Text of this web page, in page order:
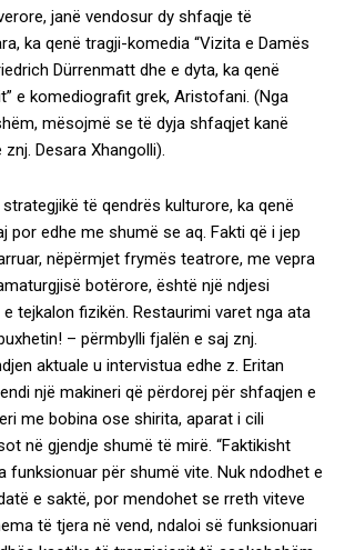
janë vendosur dy shfaqje të
ka qenë tragji-komedia “Vizita e Damës
Dürrenmatt dhe e dyta, ka qenë
e komediografit grek, Aristofani. (Nga
mësojmë se të dyja shfaqjet kanë
Desara Xhangolli).
të qendrës kulturore, ka qenë
por edhe me shumë se aq. Fakti që i jep
nëpërmjet frymës teatrore, me vepra
botërore, është një ndjesi
tejkalon fizikën. Restaurimi varet nga ata
– përmbylli fjalën e saj znj.
aktuale u intervistua edhe z. Eritan
një makineri që përdorej për shfaqjen e
me bobina ose shirita, aparat i cili
në gjendje shumë të mirë. “Faktikisht
funksionuar për shumë vite. Nuk ndodhet e
e saktë, por mendohet se rreth viteve
të tjera në vend, ndaloi së funksionuari